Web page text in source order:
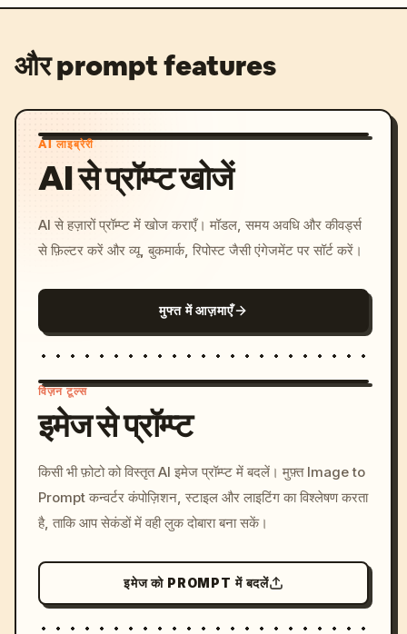
और prompt features
AI लाइब्रेरी
AI से प्रॉम्प्ट खोजें
AI से हज़ारों प्रॉम्प्ट में खोज कराएँ। मॉडल, समय अवधि और कीवर्ड्स
से फ़िल्टर करें और व्यू, बुकमार्क, रिपोस्ट जैसी एंगेजमेंट पर सॉर्ट करें।
मुफ्त में आज़माएँ
c, cyberpunk sunset, neon
colors, 8k --v 6.0
विज़न टूल्स
इमेज से प्रॉम्प्ट
किसी भी फ़ोटो को विस्तृत AI इमेज प्रॉम्प्ट में बदलें। मुफ़्त Image to
Prompt कन्वर्टर कंपोज़िशन, स्टाइल और लाइटिंग का विश्लेषण करता
है, ताकि आप सेकंडों में वही लुक दोबारा बना सकें।
इमेज को PROMPT में बदलें